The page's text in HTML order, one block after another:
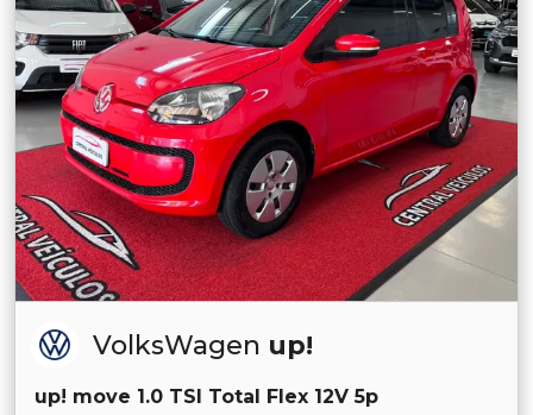
VolksWagen up!
up! move 1.0 TSI Total Flex 12V 5p